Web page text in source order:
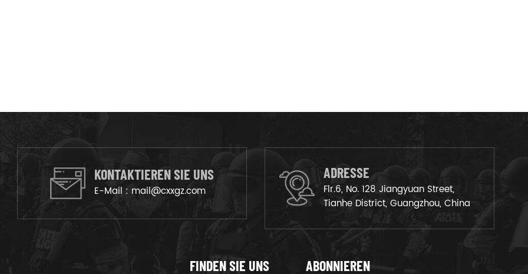
KONTAKTIEREN SIE UNS
E-Mail : mail@cxxgz.com
ADRESSE
Flr.6, No. 128 Jiangyuan Street,
Tianhe District, Guangzhou, China
FINDEN SIE UNS
ABONNIEREN